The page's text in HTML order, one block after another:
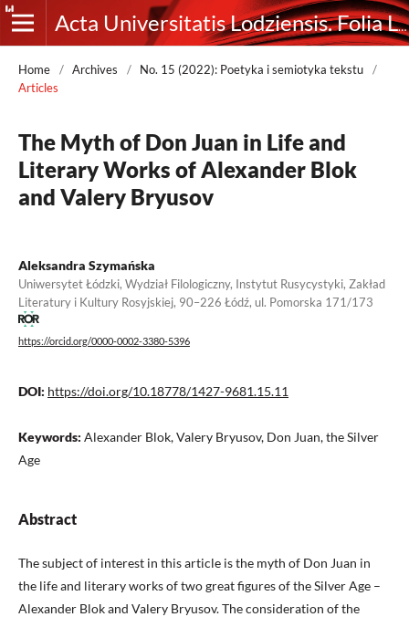
Acta Universitatis Lodziensis. Folia Litteraria Rossica
Home / Archives / No. 15 (2022): Poetyka i semiotyka tekstu
/
Articles
The Myth of Don Juan in Life and
Literary Works of Alexander Blok
and Valery Bryusov
Aleksandra Szymańska
Uniwersytet Łódzki, Wydział Filologiczny, Instytut Rusycystyki, Zakład
Literatury i Kultury Rosyjskiej, 90–226 Łódź, ul. Pomorska 171/173
https://orcid.org/0000-0002-3380-5396
DOI: https://doi.org/10.18778/1427-9681.15.11
Keywords: Alexander Blok, Valery Bryusov, Don Juan, the Silver
Age
Abstract
The subject of interest in this article is the myth of Don Juan in
the life and literary works of two great figures of the Silver Age –
Alexander Blok and Valery Bryusov. The consideration of the